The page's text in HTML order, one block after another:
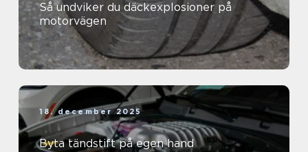
Så undviker du däckexplosioner på
motorvägen
18. december 2025
Byta tändstift på egen hand